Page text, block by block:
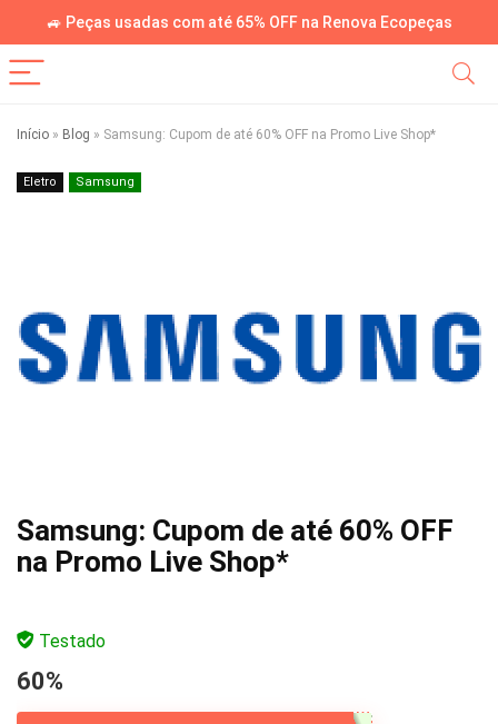
🚙 Peças usadas com até 65% OFF na Renova Ecopeças
Início » Blog » Samsung: Cupom de até 60% OFF na Promo Live Shop*
Eletro Samsung
Samsung: Cupom de até 60% OFF
na Promo Live Shop*
Testado
60%